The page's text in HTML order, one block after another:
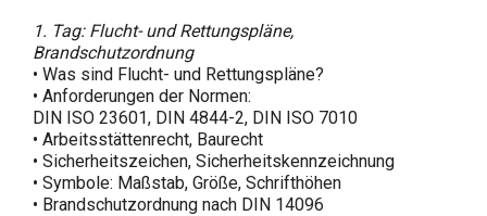
1. Tag: Flucht- und Rettungspläne,
Brandschutzordnung
• Was sind Flucht- und Rettungspläne?
• Anforderungen der Normen:
DIN ISO 23601, DIN 4844-2, DIN ISO 7010
• Arbeitsstättenrecht, Baurecht
• Sicherheitszeichen, Sicherheitskennzeichnung
• Symbole: Maßstab, Größe, Schrifthöhen
• Brandschutzordnung nach DIN 14096